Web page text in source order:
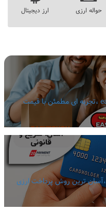
حواله ارزی ارز دیجیتال
راهنمای جامع خرید از سایت easytoyou ،تجربه ای مطمئن با قیمت
راهنمای خرید ویزا کارت در ایران 1404 ،آسان ترین روش پرداخت ارزی